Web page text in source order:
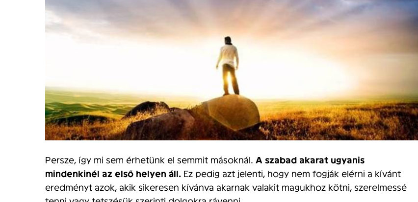
Persze, így mi sem érhetünk el semmit másoknál. A szabad akarat ugyanis
mindenkinél az első helyen áll. Ez pedig azt jelenti, hogy nem fogják elérni a kívánt
eredményt azok, akik sikeresen kívánva akarnak valakit magukhoz kötni, szerelmessé